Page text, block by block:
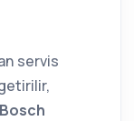
servis
Bosch